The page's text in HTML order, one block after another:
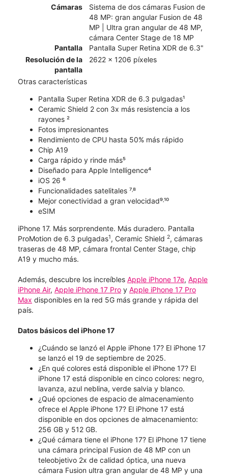
Cámaras
Sistema de dos cámaras Fusion de
48 MP: gran angular Fusion de 48
MP | Ultra gran angular de 48 MP,
cámara Center Stage de 18 MP
Pantalla
Pantalla Super Retina XDR de 6.3"
Resolución de la
pantalla
2622 x 1206 píxeles
Otras características
Pantalla Super Retina XDR de 6.3 pulgadas¹
Ceramic Shield 2 con 3x más resistencia a los
rayones ²
Fotos impresionantes
Rendimiento de CPU hasta 50% más rápido
Chip A19
Carga rápido y rinde más⁵
Diseñado para Apple Intelligence⁴
iOS 26 ⁶
Funcionalidades satelitales ⁷˒⁸
Mejor conectividad a gran velocidad⁹˒¹⁰
eSIM
iPhone 17. Más sorprendente. Más duradero. Pantalla
ProMotion de 6.3 pulgadas1, Ceramic Shield 2, cámaras
traseras de 48 MP, cámara frontal Center Stage, chip
A19 y mucho más.
Además, descubre los increíbles Apple iPhone 17e, Apple
iPhone Air, Apple iPhone 17 Pro y Apple iPhone 17 Pro
Max disponibles en la red 5G más grande y rápida del
país.
Datos básicos del iPhone 17
¿Cuándo se lanzó el Apple iPhone 17? El iPhone 17
se lanzó el 19 de septiembre de 2025.
¿En qué colores está disponible el iPhone 17? El
iPhone 17 está disponible en cinco colores: negro,
lavanza, azul neblina, verde salvia y blanco.
¿Qué opciones de espacio de almacenamiento
ofrece el Apple iPhone 17? El iPhone 17 está
disponible en dos opciones de almacenamiento:
256 GB y 512 GB.
¿Qué cámara tiene el iPhone 17? El iPhone 17 tiene
una cámara principal Fusion de 48 MP con un
teleobjetivo 2x de calidad óptica, una nueva
cámara Fusion ultra gran angular de 48 MP y una